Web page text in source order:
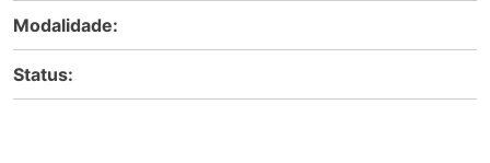
Modalidade:
Status: